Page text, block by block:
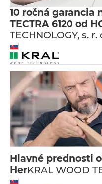
10 ročná garancia
TECTRA 6120 od
TECHNOLOGY, s. r.
Hlavné prednosti
HerKRAL WOOD